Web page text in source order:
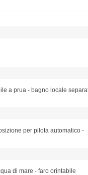
a prua - bagno locale
per pilota automatico -
di mare - faro orintabile